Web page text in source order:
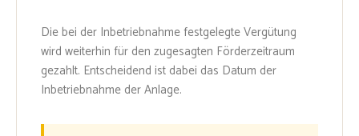
Die bei der Inbetriebnahme festgelegte Vergütung
wird weiterhin für den zugesagten Förderzeitraum
gezahlt. Entscheidend ist dabei das Datum der
Inbetriebnahme der Anlage.